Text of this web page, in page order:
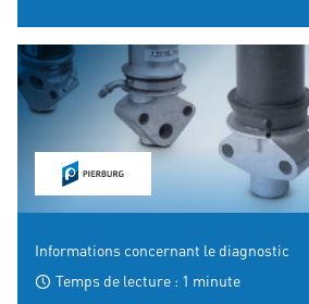
Informations concernant le diagnostic
Temps de lecture : 1 minute